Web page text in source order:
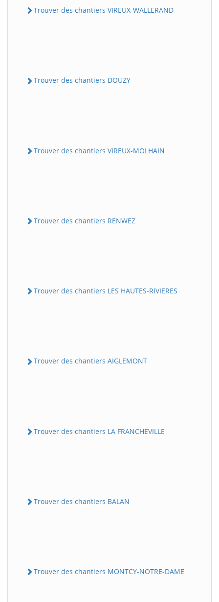
Trouver des chantiers VIREUX-WALLERAND
Trouver des chantiers DOUZY
Trouver des chantiers VIREUX-MOLHAIN
Trouver des chantiers RENWEZ
Trouver des chantiers LES HAUTES-RIVIERES
Trouver des chantiers AIGLEMONT
Trouver des chantiers LA FRANCHEVILLE
Trouver des chantiers BALAN
Trouver des chantiers MONTCY-NOTRE-DAME